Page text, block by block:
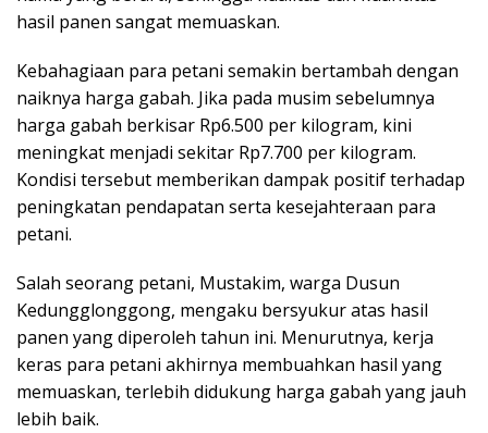
hasil panen sangat memuaskan.
Kebahagiaan para petani semakin bertambah dengan
naiknya harga gabah. Jika pada musim sebelumnya
harga gabah berkisar Rp6.500 per kilogram, kini
meningkat menjadi sekitar Rp7.700 per kilogram.
Kondisi tersebut memberikan dampak positif terhadap
peningkatan pendapatan serta kesejahteraan para
petani.
Salah seorang petani, Mustakim, warga Dusun
Kedungglonggong, mengaku bersyukur atas hasil
panen yang diperoleh tahun ini. Menurutnya, kerja
keras para petani akhirnya membuahkan hasil yang
memuaskan, terlebih didukung harga gabah yang jauh
lebih baik.